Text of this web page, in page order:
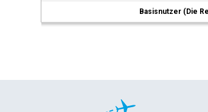
Basisnutzer (Die